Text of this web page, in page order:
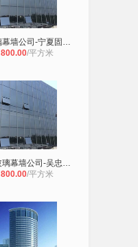
固原玻璃幕墙公司-宁夏固原石材幕墙
800.00/平方米
吴忠市玻璃幕墙公司-吴忠石材幕墙公
800.00/平方米